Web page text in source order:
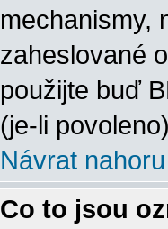
mechanismy,
zaheslované
použijte buď
(je-li
Návrat nahoru
Co to jsou